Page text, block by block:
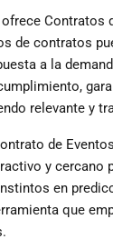
Contratos
de contratos
a la
relevante y
de
y cercano
en
que